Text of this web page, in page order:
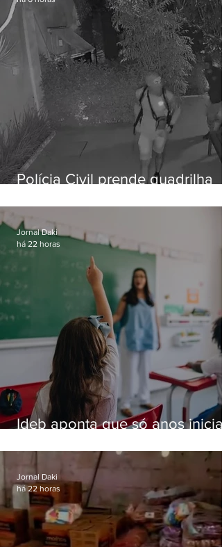
Polícia Civil prende quadrilha
residências de luxo no Rio
Ideb aponta que só anos
educação
Jornal Daki
há 22 horas
Jornal Daki
há 22 horas